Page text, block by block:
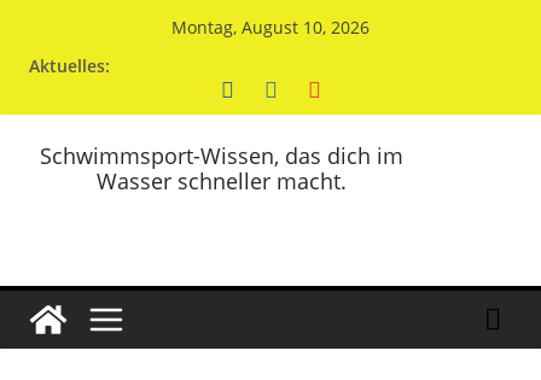
Montag, August 10, 2026
Aktuelles:
Schwimmsport-Wissen, das dich im
Wasser schneller macht.